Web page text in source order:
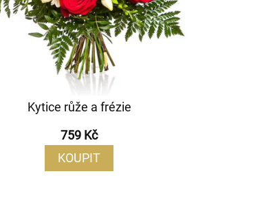
Kytice růže a frézie
759 Kč
KOUPIT